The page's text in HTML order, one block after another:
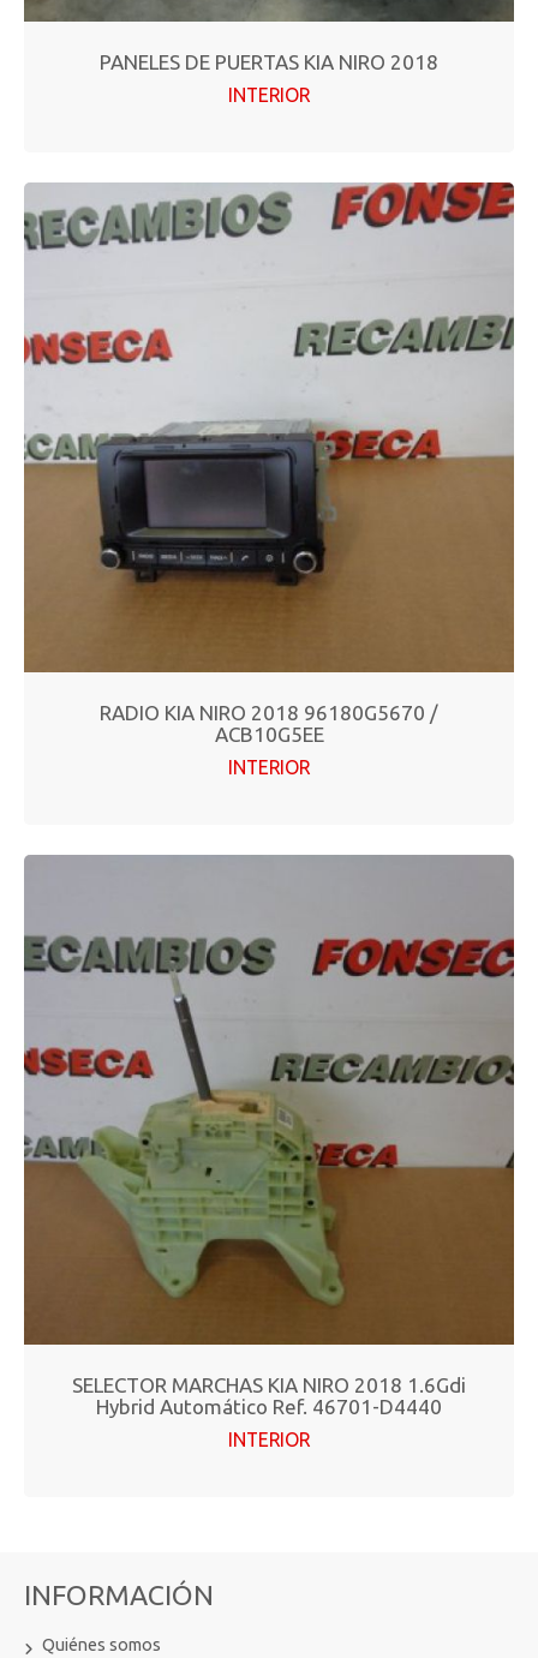
PANELES DE PUERTAS KIA NIRO 2018
INTERIOR
RADIO KIA NIRO 2018 96180G5670 /
ACB10G5EE
INTERIOR
SELECTOR MARCHAS KIA NIRO 2018 1.6Gdi
Hybrid Automático Ref. 46701-D4440
INTERIOR
INFORMACIÓN
Quiénes somos